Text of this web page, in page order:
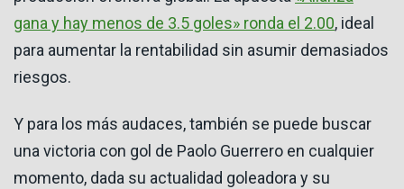
gana y hay menos de 3.5 goles» ronda el 2.00, ideal
para aumentar la rentabilidad sin asumir demasiados
riesgos.
Y para los más audaces, también se puede buscar
una victoria con gol de Paolo Guerrero en cualquier
momento, dada su actualidad goleadora y su